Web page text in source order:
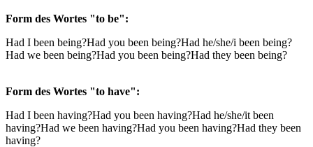
Form des Wortes "to be":
Had I been being?Had you been being?Had he/she/i been being?
Had we been being?Had you been being?Had they been being?
Form des Wortes "to have":
Had I been having?Had you been having?Had he/she/it been
having?Had we been having?Had you been having?Had they been
having?